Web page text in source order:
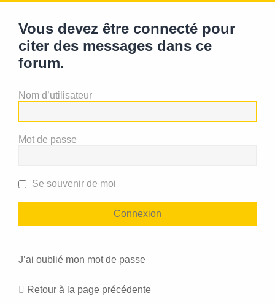
Vous devez être connecté pour
citer des messages dans ce
forum.
Nom d’utilisateur
Mot de passe
Se souvenir de moi
J’ai oublié mon mot de passe
Retour à la page précédente